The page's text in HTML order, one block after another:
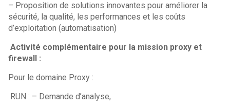
– Proposition de solutions innovantes pour améliorer la
sécurité, la qualité, les performances et les coûts
d’exploitation (automatisation)
Activité complémentaire pour la mission proxy et
firewall :
Pour le domaine Proxy :
RUN : – Demande d’analyse,